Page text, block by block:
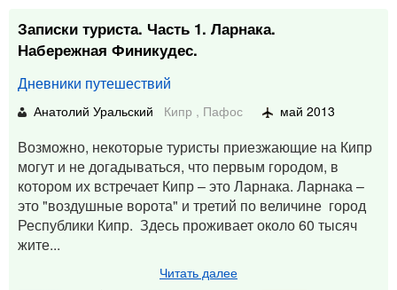
Записки туриста. Часть 1. Ларнака.
Набережная Финикудес.
Дневники путешествий
Анатолий Уральский Кипр , Пафос май 2013
Возможно, некоторые туристы приезжающие на Кипр
могут и не догадываться, что первым городом, в
котором их встречает Кипр – это Ларнака. Ларнака –
это "воздушные ворота" и третий по величине город
Республики Кипр. Здесь проживает около 60 тысяч
жите...
Читать далее